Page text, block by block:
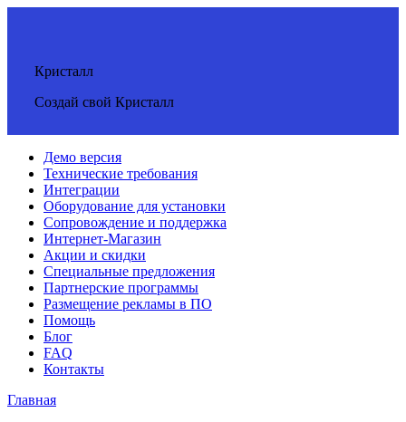
Кристалл
Создай свой Кристалл
Демо версия
Технические требования
Интеграции
Оборудование для установки
Сопровождение и поддержка
Интернет-Магазин
Акции и скидки
Специальные предложения
Партнерские программы
Размещение рекламы в ПО
Помощь
Блог
FAQ
Контакты
Главная